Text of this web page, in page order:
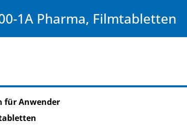
1A Pharma, Filmtabletten
für Anwender